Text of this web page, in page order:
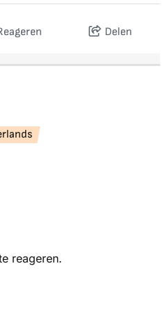
Delen
reageren.